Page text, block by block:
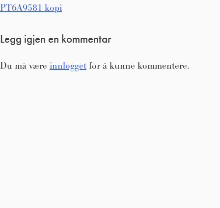
Innleggsnavigasjon
PT6A9581 kopi
Legg igjen en kommentar
Du må være innlogget for å kunne kommentere.